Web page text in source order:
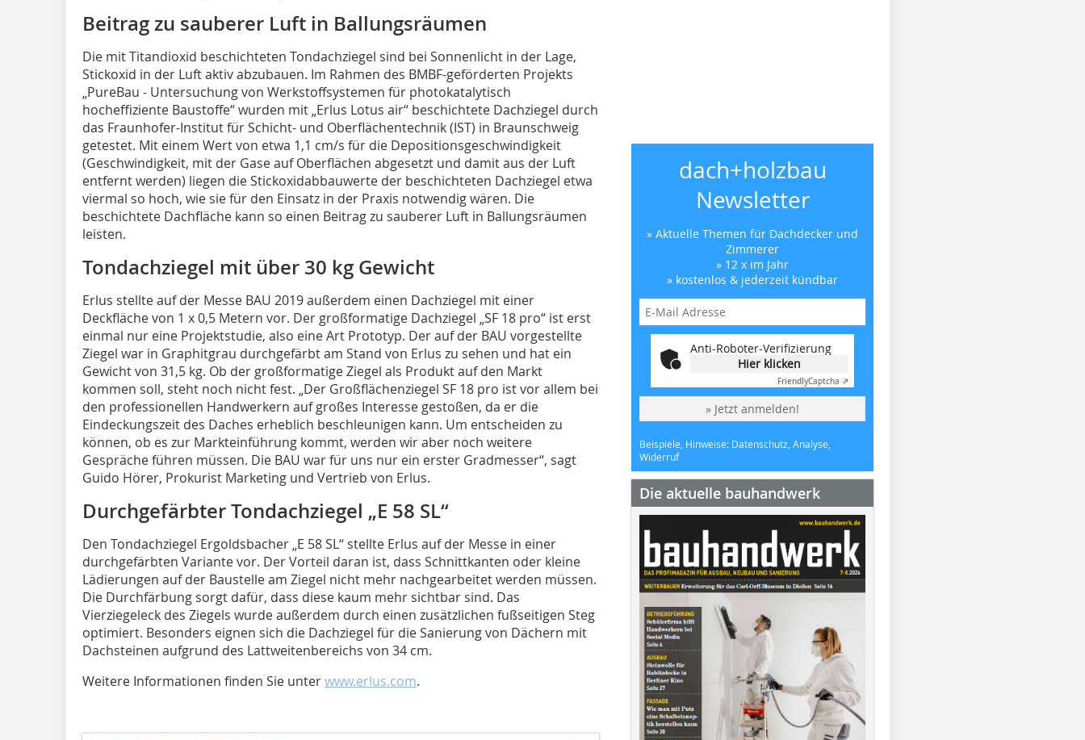
Beitrag zu sauberer Luft in Ballungsräumen
Die mit Titandioxid beschichteten Tondachziegel sind bei Sonnenlicht in der Lage,
Stickoxid in der Luft aktiv abzubauen. Im Rahmen des BMBF-geförderten Projekts
„PureBau - Untersuchung von Werkstoffsystemen für photokatalytisch
hocheffiziente Baustoffe“ wurden mit „Erlus Lotus air“ beschichtete Dachziegel durch
das Fraunhofer-Institut für Schicht- und Oberflächentechnik (IST) in Braunschweig
getestet. Mit einem Wert von etwa 1,1 cm/s für die Depositionsgeschwindigkeit
(Geschwindigkeit, mit der Gase auf Oberflächen abgesetzt und damit aus der Luft
entfernt werden) liegen die Stickoxidabbauwerte der beschichteten Dachziegel etwa
viermal so hoch, wie sie für den Einsatz in der Praxis notwendig wären. Die
beschichtete Dachfläche kann so einen Beitrag zu sauberer Luft in Ballungsräumen
leisten.
Tondachziegel mit über 30 kg Gewicht
Erlus stellte auf der Messe BAU 2019 außerdem einen Dachziegel mit einer
Deckfläche von 1 x 0,5 Metern vor. Der großformatige Dachziegel „SF 18 pro“ ist erst
einmal nur eine Projektstudie, also eine Art Prototyp. Der auf der BAU vorgestellte
Ziegel war in Graphitgrau durchgefärbt am Stand von Erlus zu sehen und hat ein
Gewicht von 31,5 kg. Ob der großformatige Ziegel als Produkt auf den Markt
kommen soll, steht noch nicht fest. „Der Großflächenziegel SF 18 pro ist vor allem bei
den professionellen Handwerkern auf großes Interesse gestoßen, da er die
Eindeckungszeit des Daches erheblich beschleunigen kann. Um entscheiden zu
können, ob es zur Markteinführung kommt, werden wir aber noch weitere
Gespräche führen müssen. Die BAU war für uns nur ein erster Gradmesser“, sagt
Guido Hörer, Prokurist Marketing und Vertrieb von Erlus.
Durchgefärbter Tondachziegel „E 58 SL“
Den Tondachziegel Ergoldsbacher „E 58 SL“ stellte Erlus auf der Messe in einer
durchgefärbten Variante vor. Der Vorteil daran ist, dass Schnittkanten oder kleine
Lädierungen auf der Baustelle am Ziegel nicht mehr nachgearbeitet werden müssen.
Die Durchfärbung sorgt dafür, dass diese kaum mehr sichtbar sind. Das
Vierziegeleck des Ziegels wurde außerdem durch einen zusätzlichen fußseitigen Steg
optimiert. Besonders eignen sich die Dachziegel für die Sanierung von Dächern mit
Dachsteinen aufgrund des Lattweitenbereichs von 34 cm.
Weitere Informationen finden Sie unterwww.erlus.com.
dach+holzbau
Newsletter
» Aktuelle Themen für Dachdecker und
Zimmerer
» 12 x im Jahr
» kostenlos & jederzeit kündbar
Anti-Roboter-Verifizierung
Hier klicken
FriendlyCaptcha ⇗
» Jetzt anmelden!
Beispiele, Hinweise: Datenschutz, Analyse,
Widerruf
Die aktuelle bauhandwerk